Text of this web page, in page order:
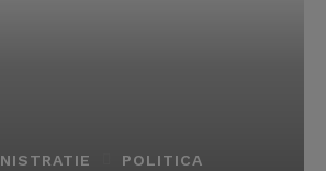
POLITICA